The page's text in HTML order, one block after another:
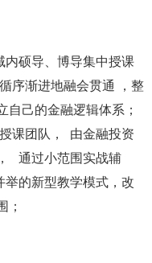
内硕导、博导集中授课
序渐进地融会贯通 ，整
自己的金融逻辑体系；
课团队， 由金融投资
通过小范围实战辅
的新型教学模式，改
；